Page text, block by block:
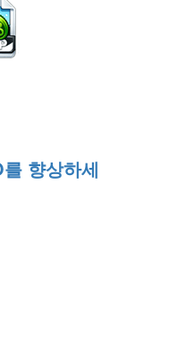
향상하세